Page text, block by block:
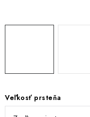
Veľkosť prsteňa